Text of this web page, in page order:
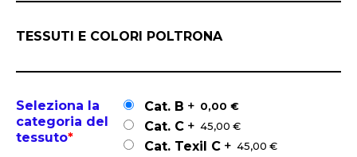
TESSUTI E COLORI POLTRONA
Seleziona la
categoria del
tessuto*
Cat. B + 0,00 €
Cat. C + 45,00 €
Cat. Texil C + 45,00 €